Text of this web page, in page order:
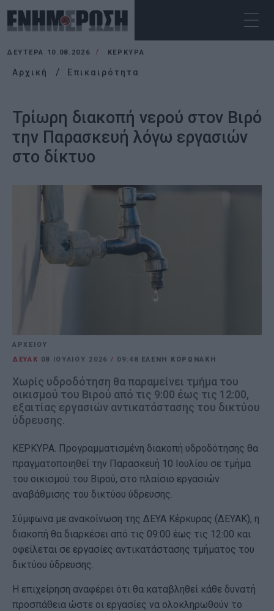
ΔΕΥΤΈΡΑ 10.08.2026 ΚΕΡΚΥΡΑ
Αρχική Επικαιρότητα
Τρίωρη διακοπή νερού στον Βιρό
την Παρασκευή λόγω εργασιών
στο δίκτυο
ΑΡΧΕΙΟΥ
ΔΕΥΑΚ 08 ΙΟΥΛΊΟΥ 2026 / 09:48 ΕΛΕΝΗ ΚΟΡΩΝΑΚΗ
Χωρίς υδροδότηση θα παραμείνει τμήμα του
οικισμού του Βιρού από τις 9:00 έως τις 12:00,
εξαιτίας εργασιών αντικατάστασης του δικτύου
ύδρευσης.
ΚΕΡΚΥΡΑ. Προγραμματισμένη διακοπή υδροδότησης θα
πραγματοποιηθεί την Παρασκευή 10 Ιουλίου σε τμήμα
του οικισμού του Βιρού, στο πλαίσιο εργασιών
αναβάθμισης του δικτύου ύδρευσης.
Σύμφωνα με ανακοίνωση της ΔΕΥΑ Κέρκυρας (ΔΕΥΑΚ), η
διακοπή θα διαρκέσει από τις 09:00 έως τις 12:00 και
οφείλεται σε εργασίες αντικατάστασης τμήματος του
δικτύου ύδρευσης.
Η επιχείρηση αναφέρει ότι θα καταβληθεί κάθε δυνατή
προσπάθεια ώστε οι εργασίες να ολοκληρωθούν το